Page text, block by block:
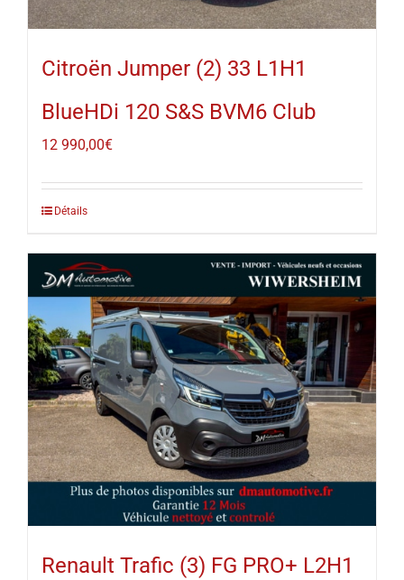
Citroën Jumper (2) 33 L1H1
BlueHDi 120 S&S BVM6 Club
12 990,00€
Détails
Renault Trafic (3) FG PRO+ L2H1